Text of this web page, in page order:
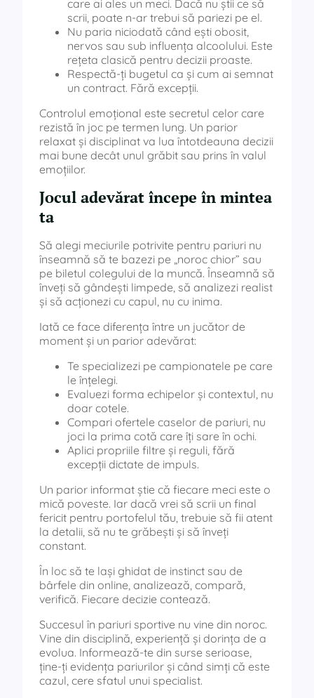
care ai ales un meci. Dacă nu știi ce să
scrii, poate n-ar trebui să pariezi pe el.
Nu paria niciodată când ești obosit,
nervos sau sub influența alcoolului. Este
rețeta clasică pentru decizii proaste.
Respectă-ți bugetul ca și cum ai semnat
un contract. Fără excepții.
Controlul emoțional este secretul celor care
rezistă în joc pe termen lung. Un parior
relaxat și disciplinat va lua întotdeauna decizii
mai bune decât unul grăbit sau prins în valul
emoțiilor.
Jocul adevărat începe în mintea
ta
Să alegi meciurile potrivite pentru pariuri nu
înseamnă să te bazezi pe „noroc chior” sau
pe biletul colegului de la muncă. Înseamnă să
înveți să gândești limpede, să analizezi realist
și să acționezi cu capul, nu cu inima.
Iată ce face diferența între un jucător de
moment și un parior adevărat:
Te specializezi pe campionatele pe care
le înțelegi.
Evaluezi forma echipelor și contextul, nu
doar cotele.
Compari ofertele caselor de pariuri, nu
joci la prima cotă care îți sare în ochi.
Aplici propriile filtre și reguli, fără
excepții dictate de impuls.
Un parior informat știe că fiecare meci este o
mică poveste. Iar dacă vrei să scrii un final
fericit pentru portofelul tău, trebuie să fii atent
la detalii, să nu te grăbești și să înveți
constant.
În loc să te lași ghidat de instinct sau de
bârfele din online, analizează, compară,
verifică. Fiecare decizie contează.
Succesul în pariuri sportive nu vine din noroc.
Vine din disciplină, experiență și dorința de a
evolua. Informează-te din surse serioase,
ține-ți evidența pariurilor și când simți că este
cazul, cere sfatul unui specialist.